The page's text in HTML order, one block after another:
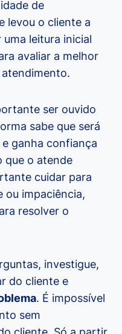
de
levou o cliente a
leitura inicial
avaliar a melhor
ser ouvido
sabe que será
ganha confiança
que o atende
cuidar para
ou impaciência,
resolver o
investigue,
do cliente e
. É impossível
sem